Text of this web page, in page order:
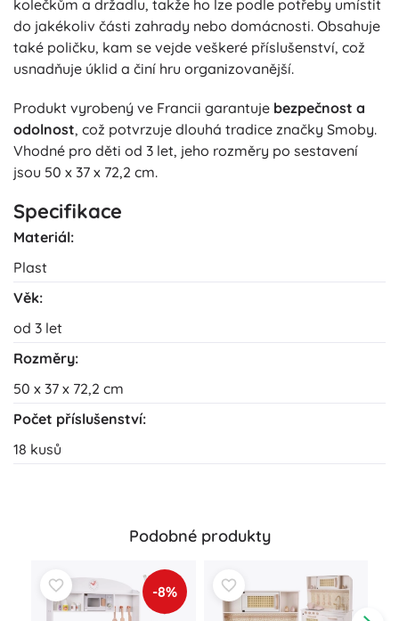
kolečkům a držadlu, takže ho lze podle potřeby umístit
do jakékoliv části zahrady nebo domácnosti. Obsahuje
také poličku, kam se vejde veškeré příslušenství, což
usnadňuje úklid a činí hru organizovanější.
Produkt vyrobený ve Francii garantuje bezpečnost a
odolnost, což potvrzuje dlouhá tradice značky Smoby.
Vhodné pro děti od 3 let, jeho rozměry po sestavení
jsou 50 x 37 x 72,2 cm.
Specifikace
Materiál:
Plast
Věk:
od 3 let
Rozměry:
50 x 37 x 72,2 cm
Počet příslušenství:
18 kusů
Podobné produkty
-8%